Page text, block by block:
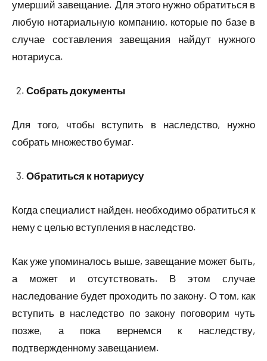
умерший завещание. Для этого нужно обратиться в
любую нотариальную компанию, которые по базе в
случае составления завещания найдут нужного
нотариуса.
Собрать документы
Для того, чтобы вступить в наследство, нужно
собрать множество бумаг.
Обратиться к нотариусу
Когда специалист найден, необходимо обратиться к
нему с целью вступления в наследство.
Как уже упоминалось выше, завещание может быть,
а может и отсутствовать. В этом случае
наследование будет проходить по закону. О том, как
вступить в наследство по закону поговорим чуть
позже, а пока вернемся к наследству,
подтвержденному завещанием.